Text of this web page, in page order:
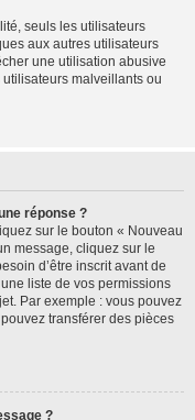
seuls les utilisateurs
aux autres utilisateurs
une utilisation abusive
malveillants ou
réponse ?
sur le bouton « Nouveau
message, cliquez sur le
d’être inscrit avant de
liste de vos permissions
Par exemple : vous pouvez
transférer des pièces
?